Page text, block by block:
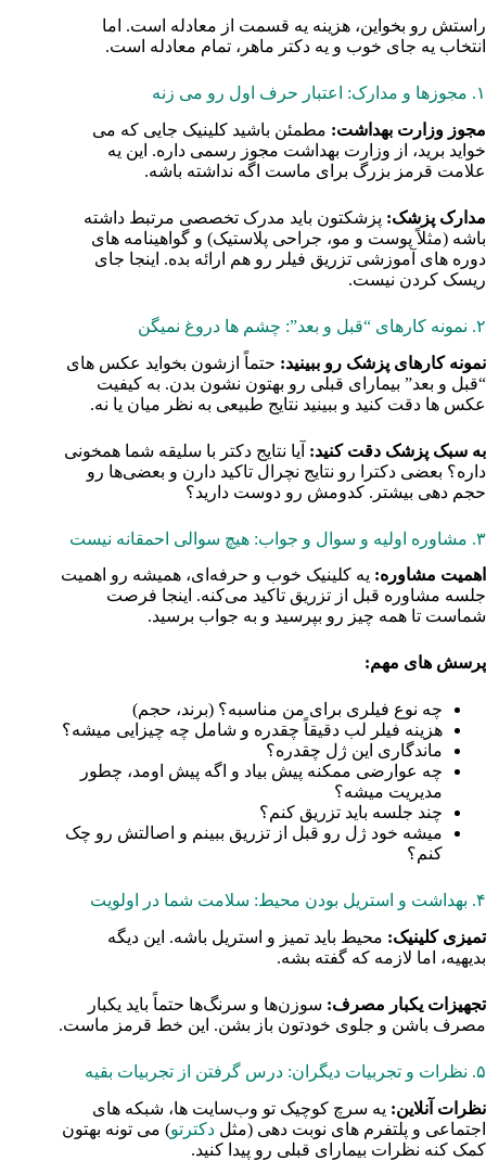
راستش رو بخواین، هزینه یه قسمت از معادله است. اما
انتخاب یه جای خوب و یه دکتر ماهر، تمام معادله است.
۱. مجوزها و مدارک: اعتبار حرف اول رو می‌ زنه
مجوز وزارت بهداشت: مطمئن باشید کلینیک جایی که می‌
خواید برید، از وزارت بهداشت مجوز رسمی داره. این یه
علامت قرمز بزرگ برای ماست اگه نداشته باشه.
مدارک پزشک: پزشکتون باید مدرک تخصصی مرتبط داشته
باشه (مثلاً پوست و مو، جراحی پلاستیک) و گواهینامه‌ های
دوره‌ های آموزشی تزریق فیلر رو هم ارائه بده. اینجا جای
ریسک کردن نیست.
۲. نمونه کارهای “قبل و بعد”: چشم‌ ها دروغ نمیگن
نمونه کارهای پزشک رو ببینید: حتماً ازشون بخواید عکس‌ های
“قبل و بعد” بیمارای قبلی رو بهتون نشون بدن. به کیفیت
عکس‌ ها دقت کنید و ببینید نتایج طبیعی به نظر میان یا نه.
به سبک پزشک دقت کنید: آیا نتایج دکتر با سلیقه شما همخونی
داره؟ بعضی دکترا رو نتایج نچرال تاکید دارن و بعضی‌ها رو
حجم‌ دهی بیشتر. کدومش رو دوست دارید؟
۳. مشاوره اولیه و سوال و جواب: هیچ سوالی احمقانه نیست
اهمیت مشاوره: یه کلینیک خوب و حرفه‌ای، همیشه رو اهمیت
جلسه مشاوره قبل از تزریق تاکید می‌کنه. اینجا فرصت
شماست تا همه چیز رو بپرسید و به جواب برسید.
پرسش های مهم:
چه نوع فیلری برای من مناسبه؟ (برند، حجم)
هزینه فیلر لب دقیقاً چقدره و شامل چه چیزایی میشه؟
ماندگاری این ژل چقدره؟
چه عوارضی ممکنه پیش بیاد و اگه پیش اومد، چطور
مدیریت میشه؟
چند جلسه باید تزریق کنم؟
میشه خود ژل رو قبل از تزریق ببینم و اصالتش رو چک
کنم؟
۴. بهداشت و استریل بودن محیط: سلامت شما در اولویت
تمیزی کلینیک: محیط باید تمیز و استریل باشه. این دیگه
بدیهیه، اما لازمه که گفته بشه.
تجهیزات یکبار مصرف: سوزن‌ها و سرنگ‌ها حتماً باید یکبار
مصرف باشن و جلوی خودتون باز بشن. این خط قرمز ماست.
۵. نظرات و تجربیات دیگران: درس گرفتن از تجربیات بقیه
نظرات آنلاین: یه سرچ کوچیک تو وب‌سایت‌ ها، شبکه‌ های
اجتماعی و پلتفرم‌ های نوبت‌ دهی (مثل دکترتو) می‌ تونه بهتون
کمک کنه نظرات بیمارای قبلی رو پیدا کنید.